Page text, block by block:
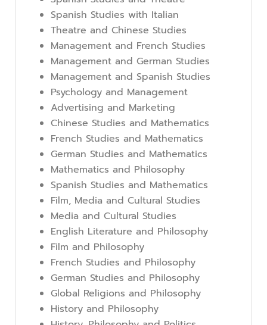
Spanish Studies with Italian
Theatre and Chinese Studies
Management and French Studies
Management and German Studies
Management and Spanish Studies
Psychology and Management
Advertising and Marketing
Chinese Studies and Mathematics
French Studies and Mathematics
German Studies and Mathematics
Mathematics and Philosophy
Spanish Studies and Mathematics
Film, Media and Cultural Studies
Media and Cultural Studies
English Literature and Philosophy
Film and Philosophy
French Studies and Philosophy
German Studies and Philosophy
Global Religions and Philosophy
History and Philosophy